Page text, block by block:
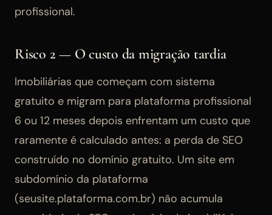
profissional.
Risco 2 — O custo da migração tardia
Imobiliárias que começam com sistema
gratuito e migram para plataforma profissional
6 ou 12 meses depois enfrentam um custo que
raramente é calculado antes: a perda de SEO
construído no domínio gratuito. Um site em
subdomínio da plataforma
(seusite.plataforma.com.br) não acumula